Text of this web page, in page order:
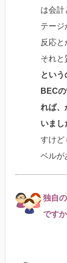
は会計
テージ
反応と
それと
という
BEC
れば、
いまし
すけど
ベルが
独自
です